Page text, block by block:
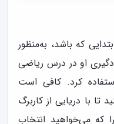
که باشد، به‌منظور
او در درس ریاضی
کرد. کافی است
تا با دریایی از کاربرگ
که می‌خواهید انتخاب